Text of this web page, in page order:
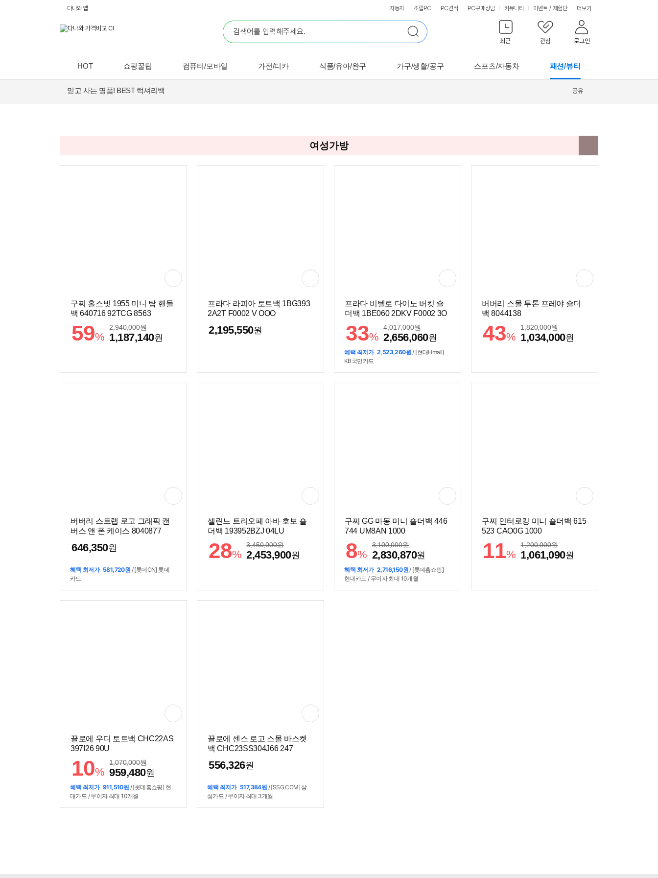
최근 관심 로그인
다나와 앱 자동차 조립PC PC견적 PC구매상담 커뮤니티 이벤트 / 체험단 더보기
HOT 쇼핑꿀팁 컴퓨터/모바일 가전/디카 식품/유아/완구 가구/생활/공구 스포츠/자동차 패션/뷰티
믿고 사는 명품! BEST 럭셔리백 공유
여성가방
구찌 홀스빗 1955 미니 탑 핸들
백 640716 92TCG 8563
59%
2,940,000원
1,187,140원
프라다 라피아 토트백 1BG393
2A2T F0002 V OOO
2,195,550원
프라다 비텔로 다이노 버킷 숄
더백 1BE060 2DKV F0002 3O
33%
4,017,000원
2,656,060원
혜택 최저가 2,523,260원/ [현대Hmall]
KB국민카드
버버리 스몰 투톤 프레야 숄더
백 8044138
43%
1,820,000원
1,034,000원
버버리 스트랩 로고 그래픽 캔
버스 앤 폰 케이스 8040877
646,350원
혜택 최저가 581,720원 / [롯데ON] 롯데
카드
셀린느 트리오페 아바 호보 숄
더백 193952BZJ 04LU
28%
3,450,000원
2,453,900원
구찌 GG 마몽 미니 숄더백 446
744 UM8AN 1000
8%
3,100,000원
2,830,870원
혜택 최저가 2,716,150원/ [롯데홈쇼핑]
현대카드 / 무이자 최대 10개월
구찌 인터로킹 미니 숄더백 615
523 CAO0G 1000
11%
1,200,000원
1,061,090원
끌로에 우디 토트백 CHC22AS
397I26 90U
10%
1,070,000원
959,480원
혜택 최저가 911,510원 / [롯데홈쇼핑] 현
대카드 / 무이자 최대 10개월
끌로에 센스 로고 스몰 바스켓
백 CHC23SS304J66 247
556,326원
혜택 최저가 517,384원 / [SSG.COM] 삼
성카드 / 무이자 최대 3개월